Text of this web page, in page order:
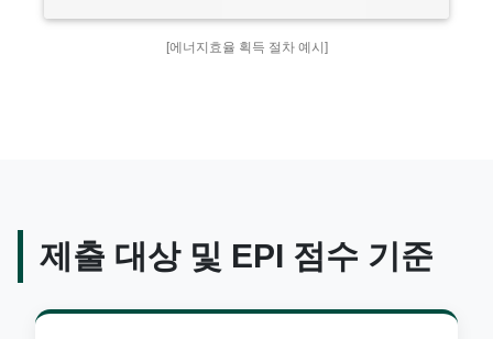
[에너지효율 획득 절차 예시]
제출 대상 및 EPI 점수 기준